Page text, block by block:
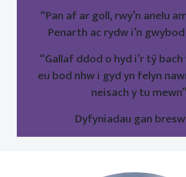
“Pan af ar goll, rwy’n anelu
Penarth ac rydw i’n
“Gallaf ddod o hyd i’r tŷ
eu bod nhw i gyd yn felyn
neisach y tu
Dyfyniadau gan